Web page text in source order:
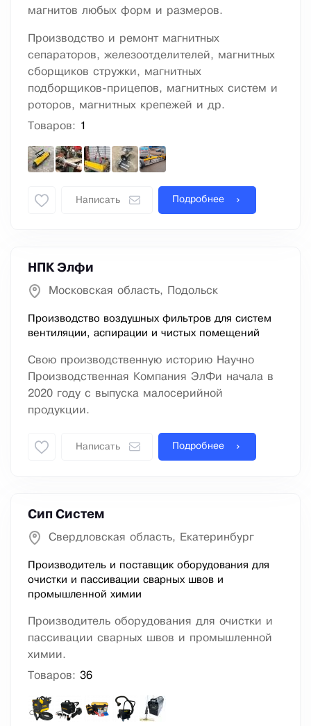
магнитов любых форм и размеров.
Производство и ремонт магнитных
сепараторов, железоотделителей, магнитных
сборщиков стружки, магнитных
подборщиков-прицепов, магнитных систем и
роторов, магнитных крепежей и др.
Товаров: 1
Написать Подробнее
НПК Элфи
Московская область, Подольск
Производство воздушных фильтров для систем
вентиляции, аспирации и чистых помещений
Свою производственную историю Научно
Производственная Компания ЭлФи начала в
2020 году с выпуска малосерийной
продукции.
Написать Подробнее
Сип Систем
Свердловская область, Екатеринбург
Производитель и поставщик оборудования для
очистки и пассивации сварных швов и
промышленной химии
Производитель оборудования для очистки и
пассивации сварных швов и промышленной
химии.
Товаров: 36